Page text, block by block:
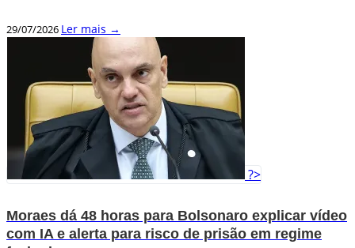
29/07/2026 Ler mais →
?>
Moraes dá 48 horas para Bolsonaro explicar vídeo
com IA e alerta para risco de prisão em regime